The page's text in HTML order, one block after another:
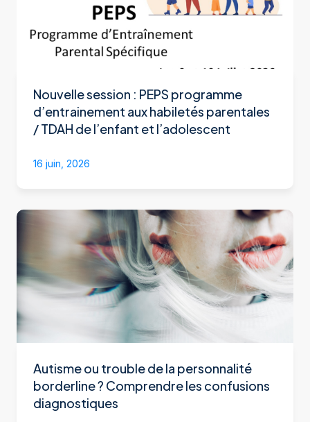
Nouvelle session : PEPS programme
d’entrainement aux habiletés parentales
/ TDAH de l’enfant et l’adolescent
16 juin, 2026
Autisme ou trouble de la personnalité
borderline ? Comprendre les confusions
diagnostiques